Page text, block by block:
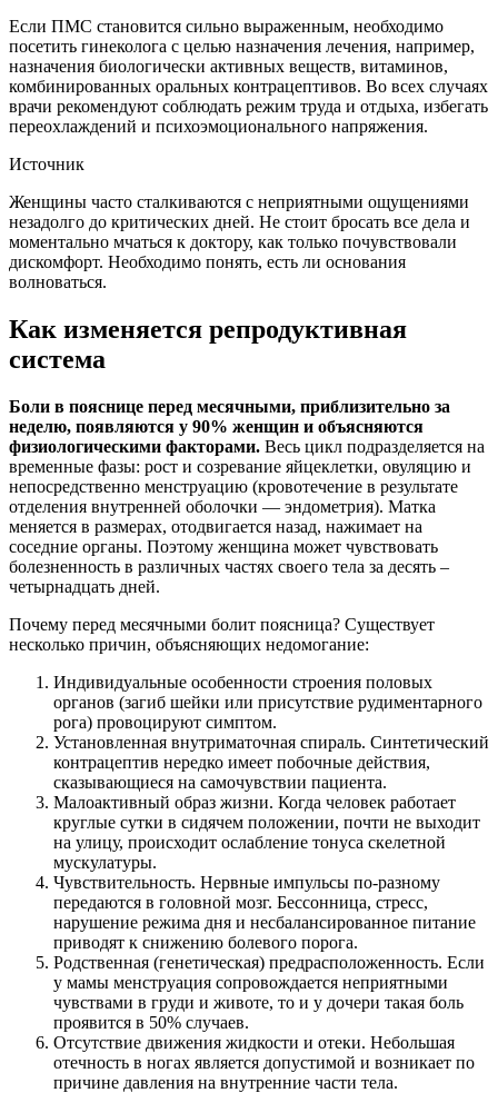
Если ПМС становится сильно выраженным, необходимо
посетить гинеколога с целью назначения лечения, например,
назначения биологически активных веществ, витаминов,
комбинированных оральных контрацептивов. Во всех случаях
врачи рекомендуют соблюдать режим труда и отдыха, избегать
переохлаждений и психоэмоционального напряжения.
Источник
Женщины часто сталкиваются с неприятными ощущениями
незадолго до критических дней. Не стоит бросать все дела и
моментально мчаться к доктору, как только почувствовали
дискомфорт. Необходимо понять, есть ли основания
волноваться.
Как изменяется репродуктивная
система
Боли в пояснице перед месячными, приблизительно за
неделю, появляются у 90% женщин и объясняются
физиологическими факторами. Весь цикл подразделяется на
временные фазы: рост и созревание яйцеклетки, овуляцию и
непосредственно менструацию (кровотечение в результате
отделения внутренней оболочки — эндометрия). Матка
меняется в размерах, отодвигается назад, нажимает на
соседние органы. Поэтому женщина может чувствовать
болезненность в различных частях своего тела за десять –
четырнадцать дней.
Почему перед месячными болит поясница? Существует
несколько причин, объясняющих недомогание:
Индивидуальные особенности строения половых
органов (загиб шейки или присутствие рудиментарного
рога) провоцируют симптом.
Установленная внутриматочная спираль. Синтетический
контрацептив нередко имеет побочные действия,
сказывающиеся на самочувствии пациента.
Малоактивный образ жизни. Когда человек работает
круглые сутки в сидячем положении, почти не выходит
на улицу, происходит ослабление тонуса скелетной
мускулатуры.
Чувствительность. Нервные импульсы по-разному
передаются в головной мозг. Бессонница, стресс,
нарушение режима дня и несбалансированное питание
приводят к снижению болевого порога.
Родственная (генетическая) предрасположенность. Если
у мамы менструация сопровождается неприятными
чувствами в груди и животе, то и у дочери такая боль
проявится в 50% случаев.
Отсутствие движения жидкости и отеки. Небольшая
отечность в ногах является допустимой и возникает по
причине давления на внутренние части тела.